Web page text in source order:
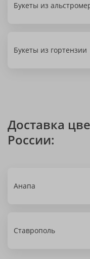
Букеты из
Букеты из гортензии
Доставка
России:
Анапа
Ставрополь